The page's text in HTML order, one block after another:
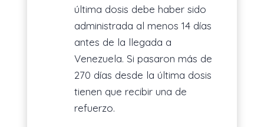
última dosis debe haber sido
administrada al menos 14 días
antes de la llegada a
Venezuela. Si pasaron más de
270 días desde la última dosis
tienen que recibir una de
refuerzo.